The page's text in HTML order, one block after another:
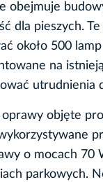
obejmuje
dla pieszych.
około 500
na
utrudnienia
objęte
o mocach 70
parkowych.